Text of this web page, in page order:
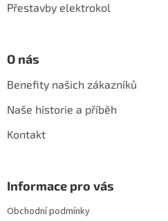
Přestavby elektrokol
O nás
Benefity našich zákazníků
Naše historie a příběh
Kontakt
Informace pro vás
Obchodní podmínky